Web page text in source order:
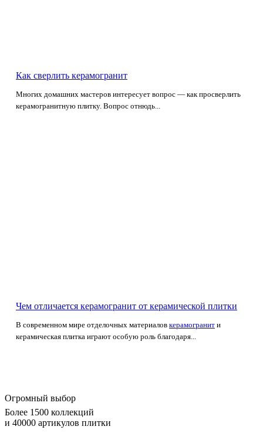
Как сверлить керамогранит
Многих домашних мастеров интересует вопрос — как просверлить
керамогранитную плитку. Вопрос отнюдь...
Чем отличается керамогранит от керамической плитки
В современном мире отделочных материалов керамогранит и
керамическая плитка играют особую роль благодаря...
Огромный выбор
Более 1500 коллекций
и 40000 артикулов плитки